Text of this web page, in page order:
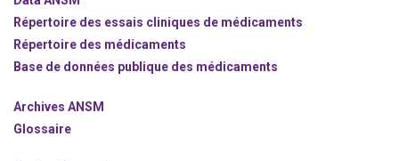
Répertoire des essais cliniques de médicaments
Répertoire des médicaments
Base de données publique des médicaments
Archives ANSM
Glossaire